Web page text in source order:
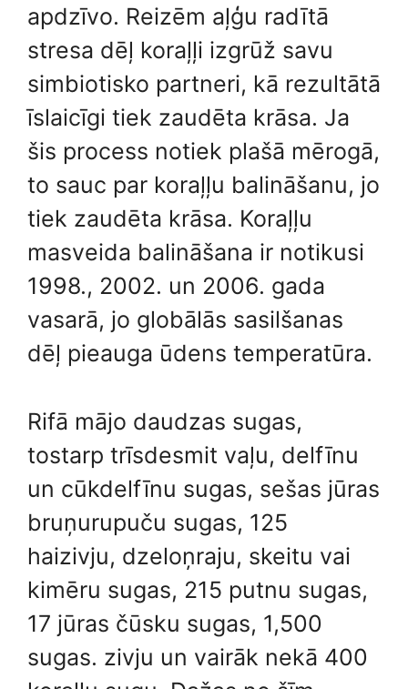
apdzīvo. Reizēm aļģu radītā
stresa dēļ koraļļi izgrūž savu
simbiotisko partneri, kā rezultātā
īslaicīgi tiek zaudēta krāsa. Ja
šis process notiek plašā mērogā,
to sauc par koraļļu balināšanu, jo
tiek zaudēta krāsa. Koraļļu
masveida balināšana ir notikusi
1998., 2002. un 2006. gada
vasarā, jo globālās sasilšanas
dēļ pieauga ūdens temperatūra.
Rifā mājo daudzas sugas,
tostarp trīsdesmit vaļu, delfīnu
un cūkdelfīnu sugas, sešas jūras
bruņurupuču sugas, 125
haizivju, dzeloņraju, skeitu vai
kimēru sugas, 215 putnu sugas,
17 jūras čūsku sugas, 1,500
sugas. zivju un vairāk nekā 400